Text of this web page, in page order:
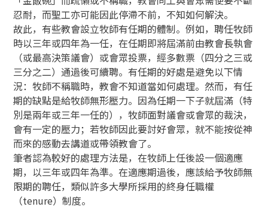
忍耐，而聖工亦可能因此停滯不前，不知如何解決。
故此，有些教會設立牧師有任期的體制。例如，聘任牧師
時以三年或四年為一任，在任期即將屆滿前由教會長執會
（或最高決策議會）或會眾投票，經多數票（四分之三或
三分之二）通過後可續聘。有任期的好處是避免以下情
況：牧師不稱職時，教會不知道當如何處理。然而，有任
期的缺點是給牧師無形壓力。因為任期一下子就屆滿（特
別是兩年或三年一任的），牧師面對議會或會眾的裁決，
會有一定的壓力；若牧師因此要討好會眾，就不能按從神
而來的感動去講道或帶領教會了。
筆者認為較好的處理方法是，在牧師上任後設一個適應
期，以三年或四年為準。在適應期過後，應該給予牧師無
限期的聘任，類似許多大學所採用的終身任職權
（tenure）制度。